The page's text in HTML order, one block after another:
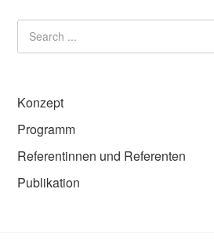
Konzept
Programm
Referentinnen und Referenten
Publikation